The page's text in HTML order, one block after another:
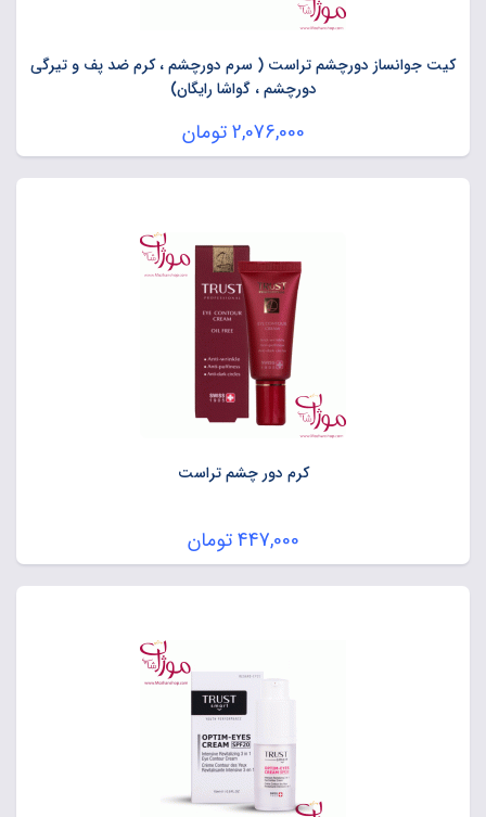
کیت جوانساز دورچشم تراست ( سرم دورچشم ، کرم ضد پف و تیرگی
دورچشم ، گواشا رایگان)
2,076,000تومان
کرم دور چشم تراست
447,000تومان